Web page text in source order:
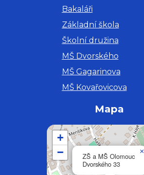
Bakaláři
Základní škola
Školní družina
MŠ Dvorského
MŠ Gagarinova
MŠ Kovařovicova
Mapa
ZŠ a MŠ Olomouc
Dvorského 33
×
+
−